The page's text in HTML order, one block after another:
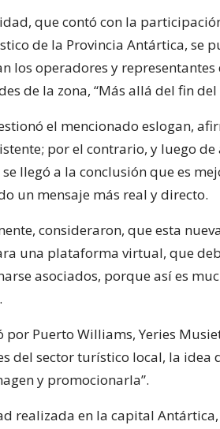
que contó con la
de la Provincia Antártica, se
los operadores y
de la zona, “Más allá del fin del
el mencionado eslogan,
por el contrario, y luego
se llegó a la conclusión que es
un mensaje más real y directo.
consideraron, que esta
una plataforma virtual, que
asociados, porque así es
por Puerto Williams, Yeries
del sector turístico local, la idea
y promocionarla”.
realizada en la capital